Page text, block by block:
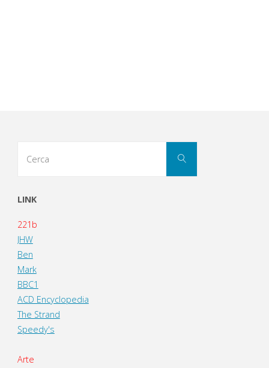
Cerca
LINK
221b
JHW
Ben
Mark
BBC1
ACD Encyclopedia
The Strand
Speedy's
Arte